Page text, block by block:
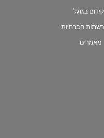
קידום בגוגל
רשתות חברתיות
מאמרים